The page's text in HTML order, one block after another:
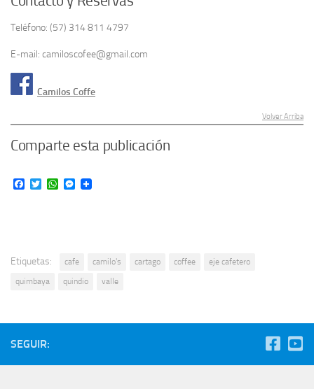
Teléfono: (57) 314 811 4797
E-mail: camiloscofee@gmail.com
Camilos Coffe
Volver Arriba
Comparte esta publicación
Facebook
TwitterWhatsApp
Messenger
Etiquetas: cafe camilo's cartago coffee
eje cafetero
quimbaya
quindio valle
SEGUIR: